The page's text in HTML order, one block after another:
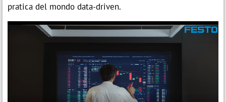
pratica del mondo data-driven.